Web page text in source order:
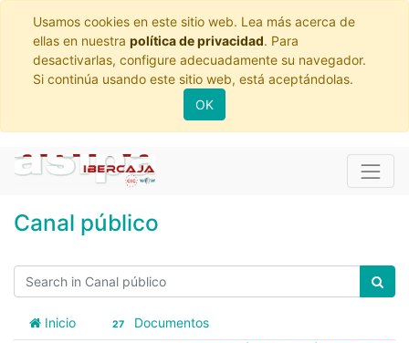
Usamos cookies en este sitio web. Lea más acerca de
ellas en nuestra política de privacidad. Para
desactivarlas, configure adecuadamente su navegador.
Si continúa usando este sitio web, está aceptándolas.
OK
Canal público
Inicio 27
Documentos